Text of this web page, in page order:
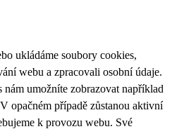
ukládáme soubory cookies,
webu a zpracovali osobní údaje.
umožníte zobrazovat například
opačném případě zůstanou aktivní
k provozu webu. Své